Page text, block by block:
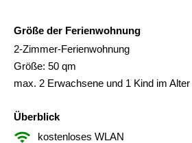
Größe der Ferienwohnung
2-Zimmer-Ferienwohnung
Größe: 50 qm
max. 2 Erwachsene und 1 Kind im
Überblick
kostenloses WLAN